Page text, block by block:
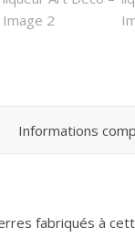
Informations
fabriqués à